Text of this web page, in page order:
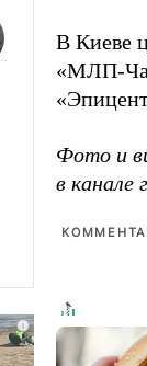
В Киеве
«МЛП-
Фото и
в